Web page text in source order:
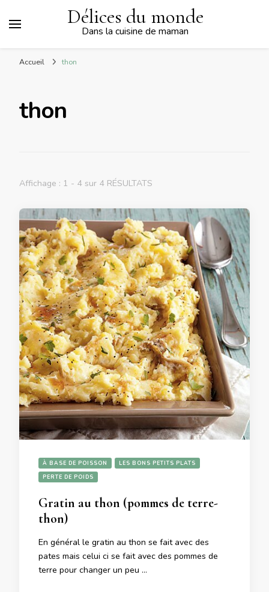
Délices du monde
Dans la cuisine de maman
Accueil thon
thon
Affichage : 1 - 4 sur 4 RÉSULTATS
À BASE DE POISSON
LES BONS PETITS PLATS
PERTE DE POIDS
Gratin au thon (pommes de terre-
thon)
En général le gratin au thon se fait avec des
pates mais celui ci se fait avec des pommes de
terre pour changer un peu …